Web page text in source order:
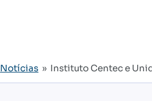
Notícias » Instituto Centec e